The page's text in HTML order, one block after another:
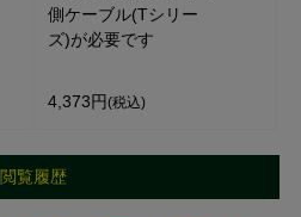
側ケーブル(Tシリー
ズ)が必要です
4,373円(税込)
閲覧履歴